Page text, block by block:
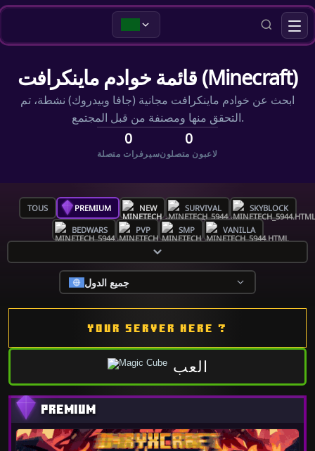
قائمة خوادم ماينكرافت (Minecraft)
ابحث عن خوادم ماينكرافت مجانية (جافا وبيدروك) نشطة، تم
التحقق منها ومصنفة من قبل المجتمع.
0
سيرفرات متصلة
0
لاعبون متصلون
TOUS PREMIUM NEW SURVIVAL SKYBLOCK
BEDWARS PVP SMP VANILLA
جميع الدول
YOUR SERVER HERE ?
العب